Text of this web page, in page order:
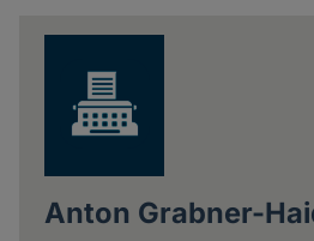
Anton Grabner-